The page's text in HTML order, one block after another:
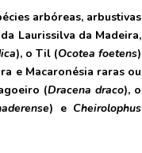
arbóreas, arbustivas
Laurissilva da Madeira,
), o Til (Ocotea foetens)
e Macaronésia raras ou
(Dracena draco), o
) e Cheirolophus